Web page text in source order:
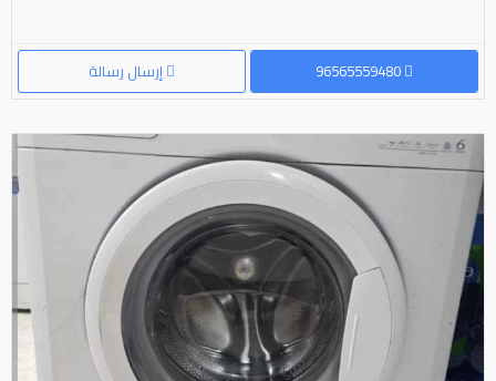
إرسال رسالة